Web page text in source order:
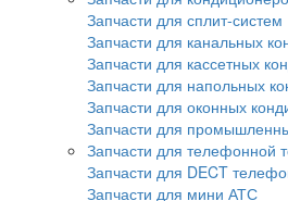
Запчасти для сплит-систем
Запчасти для канальных
Запчасти для кассетных
Запчасти для напольных
Запчасти для оконных
Запчасти для
Запчасти для телефонной
Запчасти для DECT
Запчасти для мини АТС